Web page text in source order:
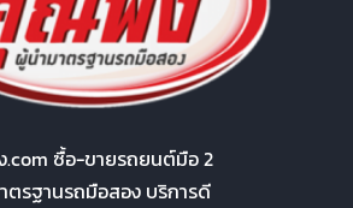
ซื้อ-ขายรถยนต์มือ 2
ตรฐานรถมือสอง บริการดี